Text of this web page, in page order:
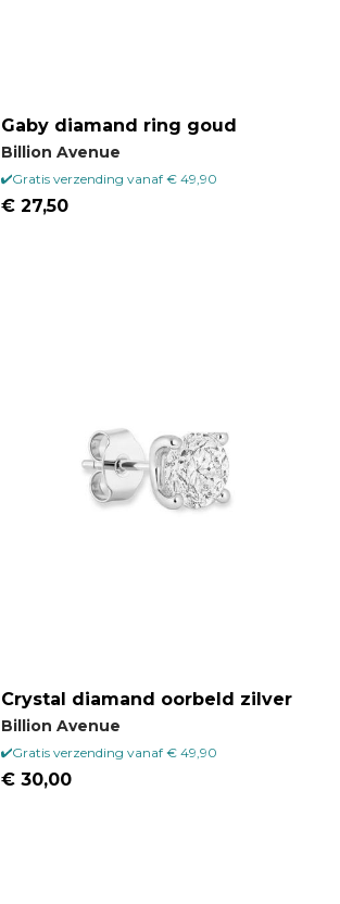
Gaby diamand ring goud
Billion Avenue
Gratis verzending vanaf € 49,90
€ 27,50
Crystal diamand oorbeld zilver
Billion Avenue
Gratis verzending vanaf € 49,90
€ 30,00